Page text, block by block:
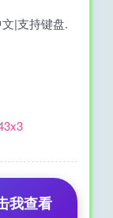
|支持键盘.
我查看